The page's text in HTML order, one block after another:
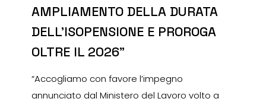
AMPLIAMENTO DELLA DURATA
DELL’ISOPENSIONE E PROROGA
OLTRE IL 2026”
“Accogliamo con favore l’impegno
annunciato dal Ministero del Lavoro volto a